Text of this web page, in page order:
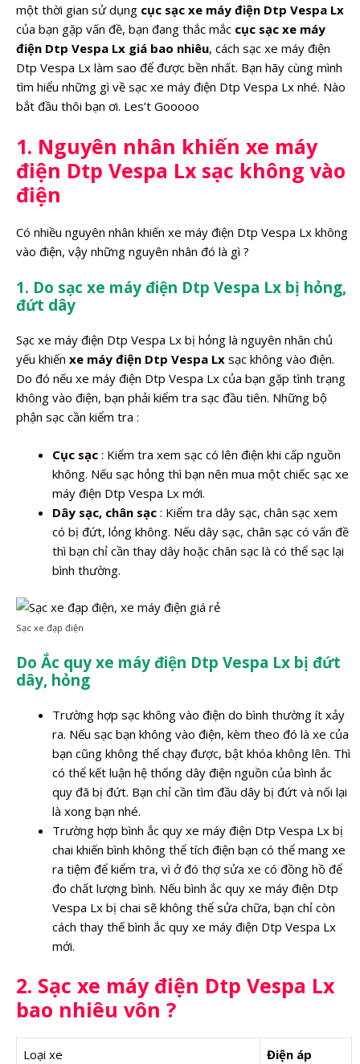
một thời gian sử dụng cục sạc xe máy điện Dtp Vespa Lx
của bạn gặp vấn đề, bạn đang thắc mắc cục sạc xe máy
điện Dtp Vespa Lx giá bao nhiêu, cách sạc xe máy điện
Dtp Vespa Lx làm sao để được bền nhất. Bạn hãy cùng mình
tìm hiểu những gì về sạc xe máy điện Dtp Vespa Lx nhé. Nào
bắt đầu thôi bạn ơi. Les’t Gooooo
1. Nguyên nhân khiến xe máy
điện Dtp Vespa Lx sạc không vào
điện
Có nhiều nguyên nhân khiến xe máy điện Dtp Vespa Lx không
vào điện, vậy những nguyên nhân đó là gì ?
1. Do sạc xe máy điện Dtp Vespa Lx bị hỏng,
đứt dây
Sạc xe máy điện Dtp Vespa Lx bị hỏng là nguyên nhân chủ
yếu khiến xe máy điện Dtp Vespa Lx sạc không vào điện.
Do đó nếu xe máy điện Dtp Vespa Lx của bạn gặp tình trạng
không vào điện, bạn phải kiểm tra sạc đầu tiên. Những bộ
phận sạc cần kiểm tra :
Cục sạc : Kiểm tra xem sạc có lên điện khi cấp nguồn
không. Nếu sạc hỏng thì bạn nên mua một chiếc sạc xe
máy điện Dtp Vespa Lx mới.
Dây sạc, chân sạc : Kiểm tra dây sạc, chân sạc xem
có bị đứt, lỏng không. Nếu dây sạc, chân sạc có vấn đề
thì bạn chỉ cần thay dây hoặc chân sạc là có thể sạc lại
bình thường.
Sạc xe đạp điện
Do Ắc quy xe máy điện Dtp Vespa Lx bị đứt
dây, hỏng
Trường hợp sạc không vào điện do bình thường ít xảy
ra. Nếu sạc bạn không vào điện, kèm theo đó là xe của
bạn cũng không thể chạy được, bật khóa không lên. Thì
có thể kết luận hệ thống dây điện nguồn của bình ắc
quy đã bị đứt. Bạn chỉ cần tìm đầu dây bị đứt và nối lại
là xong bạn nhé.
Trường hợp bình ắc quy xe máy điện Dtp Vespa Lx bị
chai khiến bình không thể tích điện bạn có thể mang xe
ra tiệm để kiểm tra, vì ở đó thợ sửa xe có đồng hồ để
đo chất lượng bình. Nếu bình ắc quy xe máy điện Dtp
Vespa Lx bị chai sẽ không thể sửa chữa, bạn chỉ còn
cách thay thế bình ắc quy xe máy điện Dtp Vespa Lx
mới.
2. Sạc xe máy điện Dtp Vespa Lx
bao nhiêu vôn ?
Loại xe Điện áp